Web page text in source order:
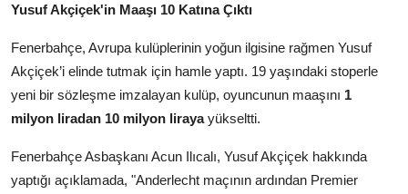
Yusuf Akçiçek'in Maaşı 10 Katına Çıktı
Fenerbahçe, Avrupa kulüplerinin yoğun ilgisine rağmen Yusuf
Akçiçek’i elinde tutmak için hamle yaptı. 19 yaşındaki stoperle
yeni bir sözleşme imzalayan kulüp, oyuncunun maaşını 1
milyon liradan 10 milyon lirayayükseltti.
Fenerbahçe Asbaşkanı Acun Ilıcalı, Yusuf Akçiçek hakkında
yaptığı açıklamada, "Anderlecht maçının ardından Premier